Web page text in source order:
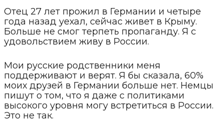
Отец 27 лет прожил в Германии и четыре
года назад уехал, сейчас живет в Крыму.
Больше не смог терпеть пропаганду. Я с
удовольствием живу в России.
Мои русские родственники меня
поддерживают и верят. Я бы сказала, 60%
моих друзей в Германии больше нет. Немцы
пишут о том, что я даже с политиками
высокого уровня могу встретиться в России.
Это не так.